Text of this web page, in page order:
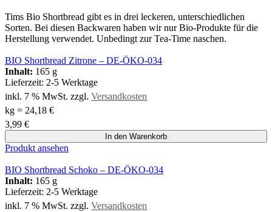
Tims Bio Shortbread gibt es in drei leckeren, unterschiedlichen
Sorten. Bei diesen Backwaren haben wir nur Bio-Produkte für die
Herstellung verwendet. Unbedingt zur Tea-Time naschen.
BIO Shortbread Zitrone – DE-ÖKO-034
Inhalt: 165 g
Lieferzeit: 2-5 Werktage
inkl. 7 % MwSt. zzgl. Versandkosten
kg = 24,18 €
3,99 €
In den Warenkorb
Produkt ansehen
BIO Shortbread Schoko – DE-ÖKO-034
Inhalt: 165 g
Lieferzeit: 2-5 Werktage
inkl. 7 % MwSt. zzgl. Versandkosten